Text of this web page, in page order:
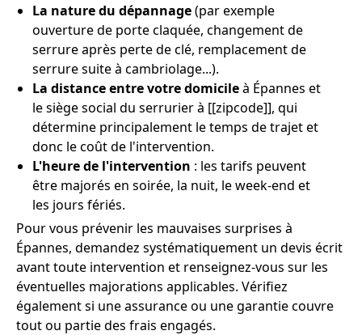
La nature du dépannage(par exemple
ouverture de porte claquée, changement de
serrure après perte de clé, remplacement de
serrure suite à cambriolage...).
La distance entre votre domicileà Épannes et
le siège social du serrurier à [[zipcode]], qui
détermine principalement le temps de trajet et
donc le coût de l'intervention.
L'heure de l'intervention : les tarifs peuvent
être majorés en soirée, la nuit, le week-end et
les jours fériés.
Pour vous prévenir les mauvaises surprises à
Épannes, demandez systématiquement un devis écrit
avant toute intervention et renseignez-vous sur les
éventuelles majorations applicables. Vérifiez
également si une assurance ou une garantie couvre
tout ou partie des frais engagés.